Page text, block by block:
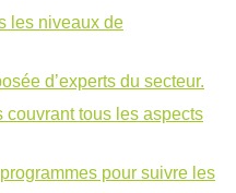
les niveaux de
d’experts du secteur.
couvrant tous les aspects
pour suivre les